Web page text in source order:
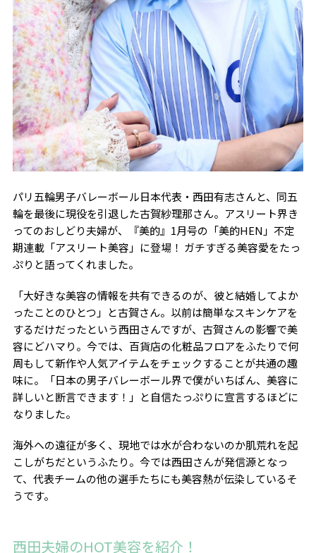
パリ五輪男子バレーボール日本代表・西田有志さんと、同五
輪を最後に現役を引退した古賀紗理那さん。アスリート界き
ってのおしどり夫婦が、『美的』1月号の「美的HEN」不定
期連載「アスリート美容」に登場！ ガチすぎる美容愛をたっ
ぷりと語ってくれました。
「大好きな美容の情報を共有できるのが、彼と結婚してよか
ったことのひとつ」と古賀さん。以前は簡単なスキンケアを
するだけだったという西田さんですが、古賀さんの影響で美
容にどハマり。今では、百貨店の化粧品フロアをふたりで何
周もして新作や人気アイテムをチェックすることが共通の趣
味に。「日本の男子バレーボール界で僕がいちばん、美容に
詳しいと断言できます！」と自信たっぷりに宣言するほどに
なりました。
海外への遠征が多く、現地では水が合わないのか肌荒れを起
こしがちだというふたり。今では西田さんが発信源となっ
て、代表チームの他の選手たちにも美容熱が伝染しているそ
うです。
西田夫婦のHOT美容を紹介！